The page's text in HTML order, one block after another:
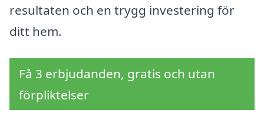
resultaten och en trygg investering för
ditt hem.
Få 3 erbjudanden, gratis och utan
förpliktelser